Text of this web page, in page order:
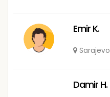
Emir K.
Sarajevo
Damir H.